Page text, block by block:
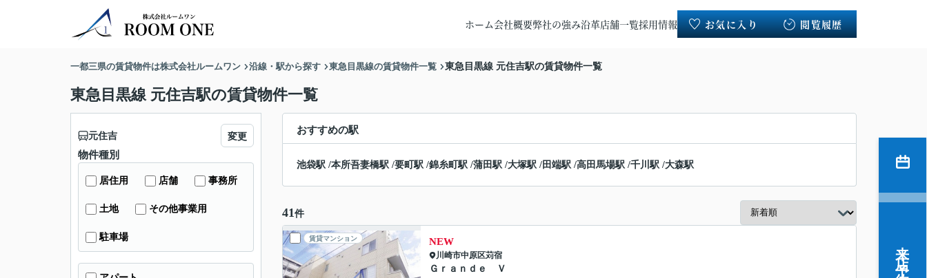
ホーム会社概要弊社の強み沿革店舗一覧採用情報 お気に入り 閲覧履歴
一都三県の賃貸物件は株式会社ルームワン 沿線・駅から探す 東急目黒線の賃貸物件一覧 東急目黒線 元住吉駅の賃貸物件一覧
東急目黒線 元住吉駅の賃貸物件一覧
おすすめの駅
池袋駅 /本所吾妻橋駅 /要町駅 /錦糸町駅 /蒲田駅 /大塚駅 /田端駅 /高田馬場駅 /千川駅 /大森駅
41 件
賃貸マンション NEW
川崎市中原区苅宿
Ｇｒａｎｄｅ Ｖ
元住吉 変更
物件種別
居住用 店舗 事務所
土地 その他事業用
駐車場 来店予約